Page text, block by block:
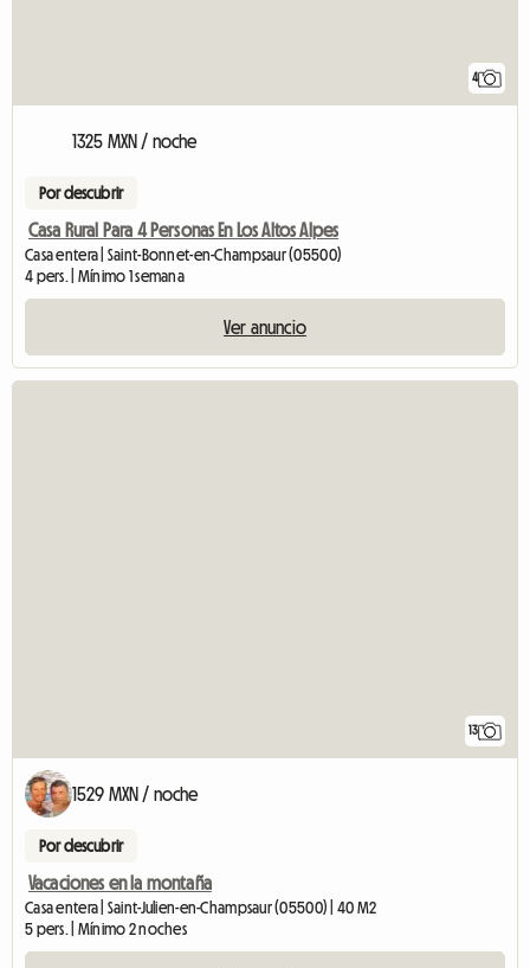
4
1325 MXN / noche
Por descubrir
Casa Rural Para 4 Personas En Los Altos Alpes
Casa entera | Saint-Bonnet-en-Champsaur (05500)
4 pers. | Mínimo 1 semana
Ver anuncio
13
1529 MXN / noche
Por descubrir
Vacaciones en la montaña
Casa entera | Saint-Julien-en-Champsaur (05500) | 40 M2
5 pers. | Mínimo 2 noches